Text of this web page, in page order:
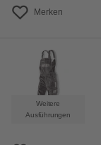
Merken
Weitere
Ausführungen